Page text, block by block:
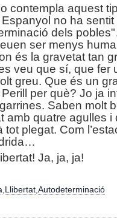
contempla aquest
no ha
dels
ser menys
és la gravetat tan
veu que sí, que fer
greu. Que és un
per què? Jo ja
Saben molt
amb quatre agulles i
tot plegat. Com
Ja, ja, ja!
,Llibertat,Autodeterminació